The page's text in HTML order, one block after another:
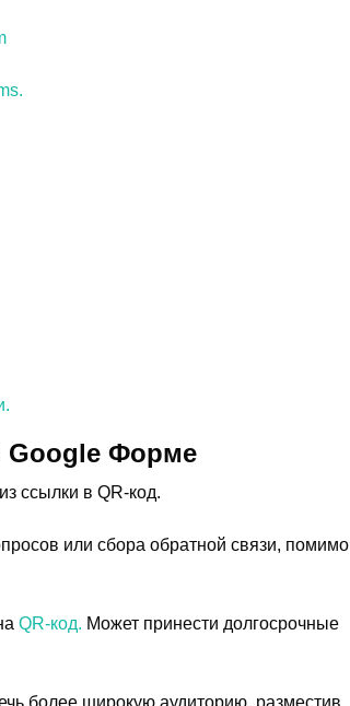
Google Форме
ссылки в QR-код.
или сбора обратной связи, помимо
QR-код. Может принести долгосрочные
более широкую аудиторию, разместив